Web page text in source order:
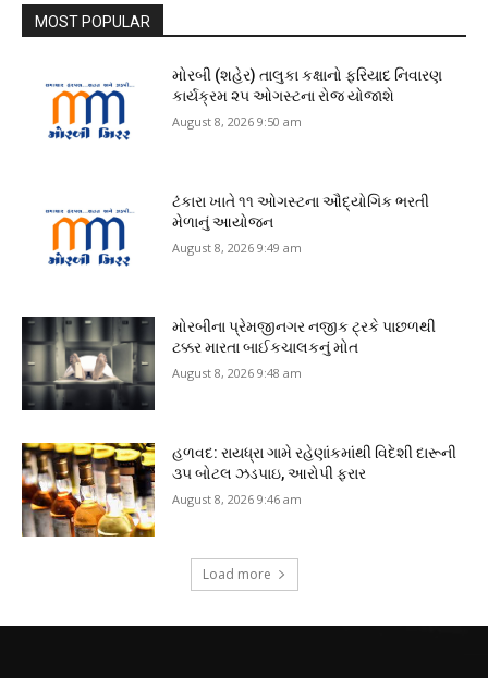
MOST POPULAR
મોરબી (શહેર) તાલુકા કક્ષાનો ફરિયાદ નિવારણ
કાર્યક્રમ ૨૫ ઓગસ્ટના રોજ યોજાશે
August 8, 2026 9:50 am
ટંકારા ખાતે ૧૧ ઓગસ્ટના ઔદ્યોગિક ભરતી
મેળાનું આયોજન
August 8, 2026 9:49 am
મોરબીના પ્રેમજીનગર નજીક ટ્રકે પાછળથી
ટક્કર મારતા બાઈકચાલકનું મોત
August 8, 2026 9:48 am
હળવદ: રાયધ્રા ગામે રહેણાંકમાંથી વિદેશી દારૂની
૩૫ બોટલ ઝડપાઇ, આરોપી ફરાર
August 8, 2026 9:46 am
Load more